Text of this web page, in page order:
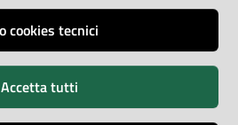
cookies tecnici
Accetta tutti